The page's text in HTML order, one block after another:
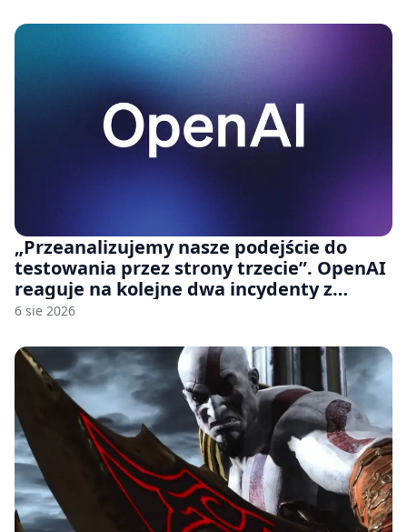
„Przeanalizujemy nasze podejście do
testowania przez strony trzecie”. OpenAI
reaguje na kolejne dwa incydenty z
udziałem autorskich modeli
6 sie 2026